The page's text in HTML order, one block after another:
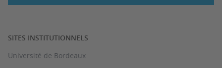
SITES INSTITUTIONNELS
Université de Bordeaux